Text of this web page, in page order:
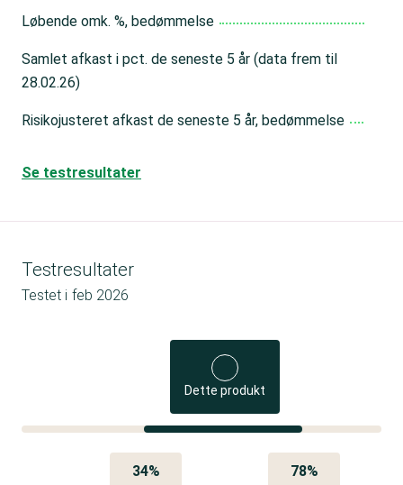
Løbende omk. %, bedømmelse
Samlet afkast i pct. de seneste 5 år (data frem til
28.02.26)
Risikojusteret afkast de seneste 5 år, bedømmelse
Se testresultater
Testresultater
Testet i feb 2026
Dette produkt
34% 78%